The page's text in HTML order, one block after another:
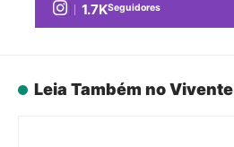
1.7KSeguidores
Leia Também no Vivente